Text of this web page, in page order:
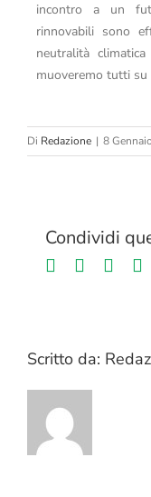
incontro a un
rinnovabili sono
neutralità
muoveremo tutti su
Di Redazione | 8
Condividi
FacebookTwitter
Scritto da: